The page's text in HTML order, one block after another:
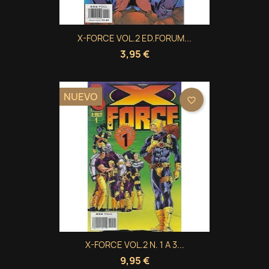
Crear lista de deseos
((modalTitle))
Iniciar sesión
X-FORCE VOL.2 ED.FORUM...
3,95 €
X-FORCE VOL.2 N. 1 A 3...
9,95 €
NUEVO favorite_border